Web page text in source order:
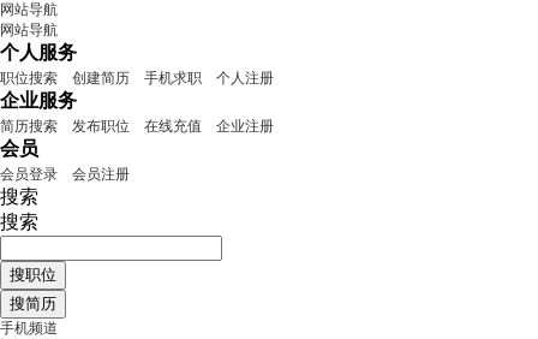
网站导航
网站导航
个人服务
职位搜索 创建简历 手机求职 个人注册
企业服务
简历搜索 发布职位 在线充值 企业注册
会员
会员登录 会员注册
搜索
搜索
手机频道